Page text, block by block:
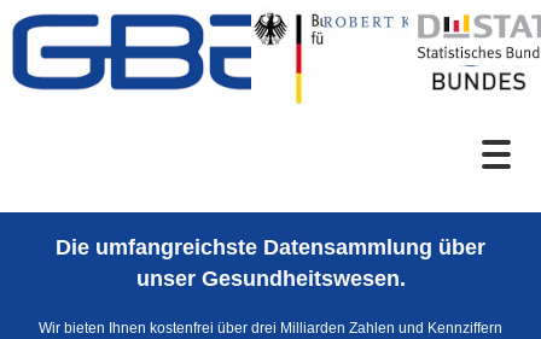
Zum Inhalt
Sprachumschaltung
Die umfangreichste Datensammlung über
unser Gesundheitswesen.
Wir bieten Ihnen kostenfrei über drei Milliarden Zahlen und Kennziffern